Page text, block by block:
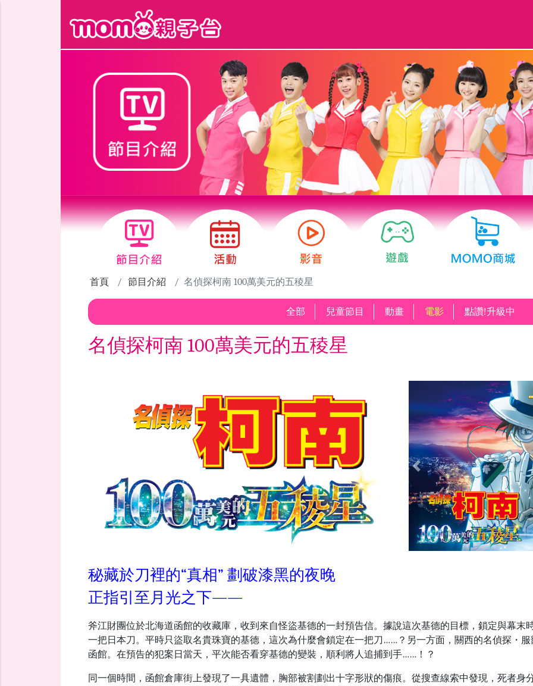
首頁 節目介紹 名偵探柯南 100萬美元的五稜星
全部 兒童節目 動畫 電影 點讚!升級中
名偵探柯南 100萬美元的五稜星
Previous
秘藏於刀裡的“真相” 劃破漆黑的夜晚
正指引至月光之下――
斧江財團位於北海道函館的收藏庫，收到來自怪盜基德的一封預告信。據說這次基德的目標，鎖定與幕末
一把日本刀。平時只盜取名貴珠寶的基德，這次為什麼會鎖定在一把刀……？另一方面，關西的名偵探・
函館。在預告的犯案日當天，平次能否看穿基德的變裝，順利將人追捕到手……！？
同一個時間，函館倉庫街上發現了一具遺體，胸部被割劃出十字形狀的傷痕。從搜查線索中發現，死者身